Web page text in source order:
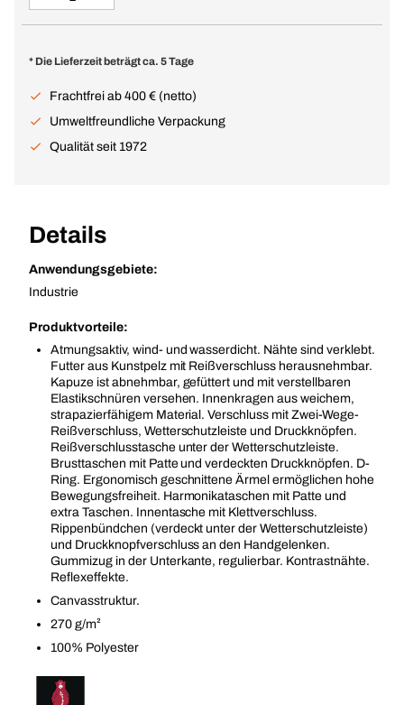
* Die Lieferzeit beträgt ca. 5 Tage
Frachtfrei ab 400 € (netto)
Umweltfreundliche Verpackung
Qualität seit 1972
Details
Anwendungsgebiete:
Industrie
Produktvorteile:
Atmungsaktiv, wind- und wasserdicht. Nähte sind verklebt.
Futter aus Kunstpelz mit Reißverschluss herausnehmbar.
Kapuze ist abnehmbar, gefüttert und mit verstellbaren
Elastikschnüren versehen. Innenkragen aus weichem,
strapazierfähigem Material. Verschluss mit Zwei-Wege-
Reißverschluss, Wetterschutzleiste und Druckknöpfen.
Reißverschlusstasche unter der Wetterschutzleiste.
Brusttaschen mit Patte und verdeckten Druckknöpfen. D-
Ring. Ergonomisch geschnittene Ärmel ermöglichen hohe
Bewegungsfreiheit. Harmonikataschen mit Patte und
extra Taschen. Innentasche mit Klettverschluss.
Rippenbündchen (verdeckt unter der Wetterschutzleiste)
und Druckknopfverschluss an den Handgelenken.
Gummizug in der Unterkante, regulierbar. Kontrastnähte.
Reflexeffekte.
Canvasstruktur.
270 g/m²
100% Polyester